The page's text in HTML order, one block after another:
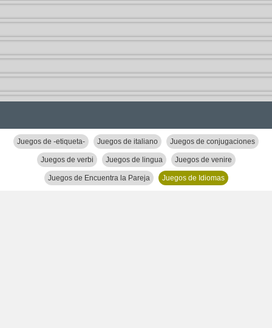
Juegos de -etiqueta- Juegos de italiano Juegos de conjugaciones
Juegos de verbi Juegos de lingua Juegos de venire
Juegos de Encuentra la Pareja Juegos de Idiomas